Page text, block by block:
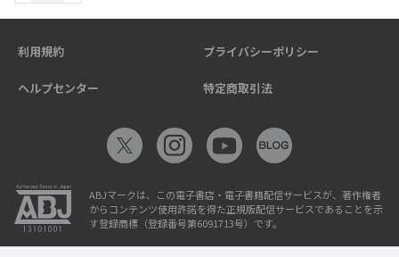
利用規約 プライバシーポリシー
ヘルプセンター 特定商取引法
ABJマークは、この電子書店・電子書籍配信サービスが、著作権者
からコンテンツ使用許諾を得た正規版配信サービスであることを示
す登録商標（登録番号第6091713号）です。